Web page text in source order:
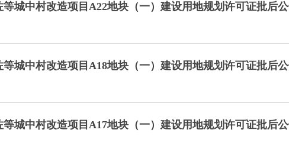
城中村改造项目A22地块（一）建设用地规划许可证批后
城中村改造项目A18地块（一）建设用地规划许可证批后
城中村改造项目A17地块（一）建设用地规划许可证批后